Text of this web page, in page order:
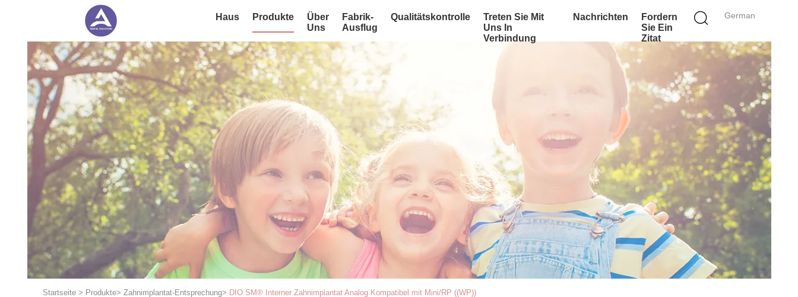
German
Haus Produkte
Über
Uns
Fabrik-
Ausflug
Qualitätskontrolle
Treten Sie Mit
Uns In
Verbindung
Nachrichten
Fordern
Sie Ein
Zitat
Startseite > Produkte> Zahnimplantat-Entsprechung> DIO SM® Interner Zahnimplantat Analog Kompatibel mit Mini/RP ((WP))